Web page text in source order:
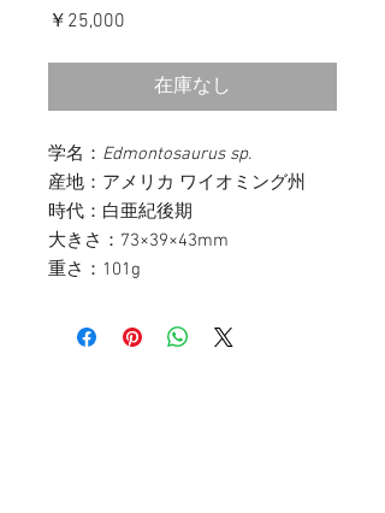
￥25,000
在庫なし
学名： Edmontosaurus sp.
産地：アメリカ ワイオミング州
時代：白亜紀後期
大きさ：73×39×43mm
重さ：101g